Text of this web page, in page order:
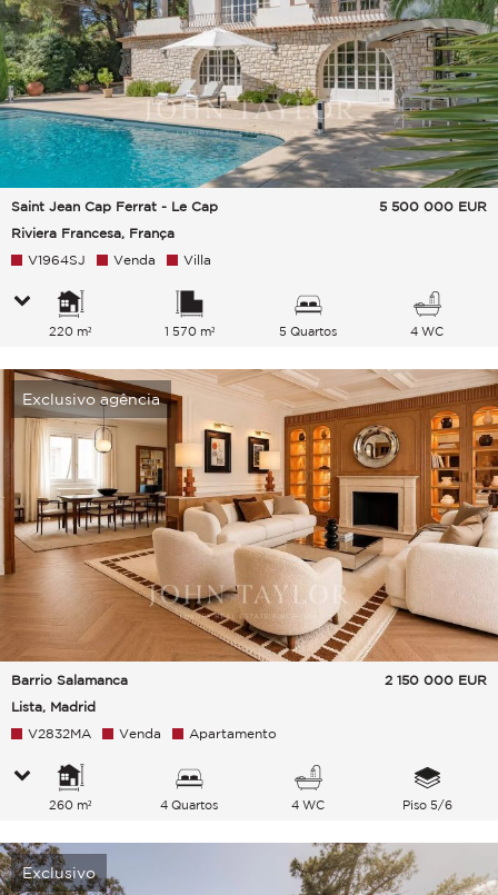
Saint Jean Cap Ferrat - Le Cap
Riviera Francesa, França
5 500 000 EUR
V1964SJ Venda Villa
220 m² 1 570 m² 5 Quartos 4 WC
Exclusivo agência
Barrio Salamanca
Lista, Madrid
2 150 000 EUR
V2832MA Venda Apartamento
260 m² 4 Quartos 4 WC Piso 5/6
Exclusivo